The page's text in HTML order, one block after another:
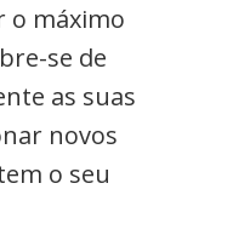
o máximo
se de
as suas
novos
o seu